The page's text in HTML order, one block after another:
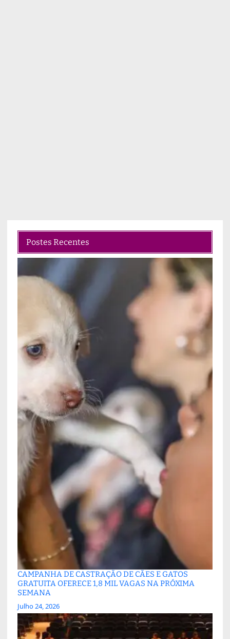
Postes Recentes
CAMPANHA DE CASTRAÇÃO DE CÃES E GATOS
GRATUITA OFERECE 1,8 MIL VAGAS NA PRÓXIMA
SEMANA
Julho 24, 2026